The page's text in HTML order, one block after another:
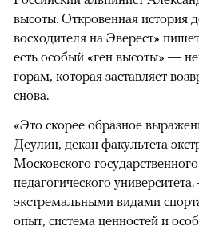
высоты. Откровенная история
восходителя на Эверест»
есть особый «ген высоты» —
горам, которая заставляет
снова.
«Это скорее образное
Деулин, декан факультета
Московского
педагогического
экстремальными видами
опыт, система ценностей и